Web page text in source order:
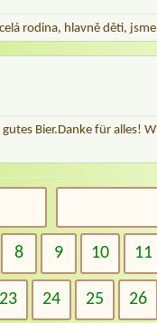
rodina, hlavně děti,
Bier.Danke für alles!
8 9 10 11
23 24 25 26